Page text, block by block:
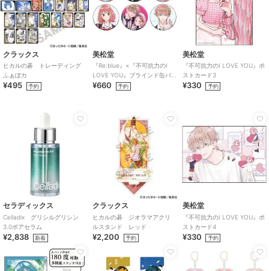
クラックス
ヒカルの碁 トレーディング
ふぁぼカ
¥495 予約
美松堂
『Re:blue』×『不可抗力のI
LOVE YOU』ブラインド缶バ
ッジ（全6種）
¥660 予約
美松堂
『不可抗力のI LOVE YOU』ポ
ストカード3
¥330 予約
セラディックス
Celladix グリシルグリシン
3.0ポアセラム
¥2,838 新着
クラックス
ヒカルの碁 ジオラマアクリ
ルスタンド レッド
¥2,200 予約
美松堂
『不可抗力のI LOVE YOU』ポ
ストカード4
¥330 予約